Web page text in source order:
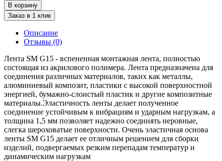
В корзину
Заказ в 1 клик
Описание
Отзывы (0)
Лента SM G15 - вспененная монтажная лента, полностью
состоящая из акрилового полимера. Лента предназначена для
соединения различных материалов, таких как металлы,
алюминиевый композит, пластики с высокой поверхностной
энергией, бумажно-слоистый пластик и другие композитные
материалы.Эластичность ленты делает полученное
соединение устойчивым к вибрациям и ударным нагрузкам, а
толщина 1,5 мм позволяет надежно соединять неровные,
слегка шероховатые поверхности. Очень эластичная основа
ленты SM G15 делает ее отличным решением для сборки
изделий, подвергаемых резким перепадам температур и
динамическим нагрузкам